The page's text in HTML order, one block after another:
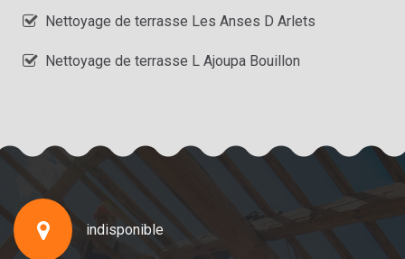
Nettoyage de terrasse Les Anses D Arlets
Nettoyage de terrasse L Ajoupa Bouillon
indisponible